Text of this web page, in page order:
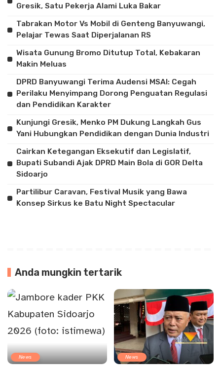
Gresik, Satu Pekerja Alami Luka Bakar
Tabrakan Motor Vs Mobil di Genteng Banyuwangi,
Pelajar Tewas Saat Diperjalanan RS
Wisata Gunung Bromo Ditutup Total, Kebakaran
Makin Meluas
DPRD Banyuwangi Terima Audensi MSAI: Cegah
Perilaku Menyimpang Dorong Penguatan Regulasi
dan Pendidikan Karakter
Kunjungi Gresik, Menko PM Dukung Langkah Gus
Yani Hubungkan Pendidikan dengan Dunia Industri
Cairkan Ketegangan Eksekutif dan Legislatif,
Bupati Subandi Ajak DPRD Main Bola di GOR Delta
Sidoarjo
Partilibur Caravan, Festival Musik yang Bawa
Konsep Sirkus ke Batu Night Spectacular
Anda mungkin tertarik
News News